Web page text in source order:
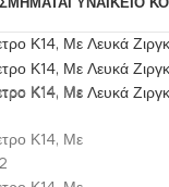
ΓΥΝΑΙΚΕΊΟ